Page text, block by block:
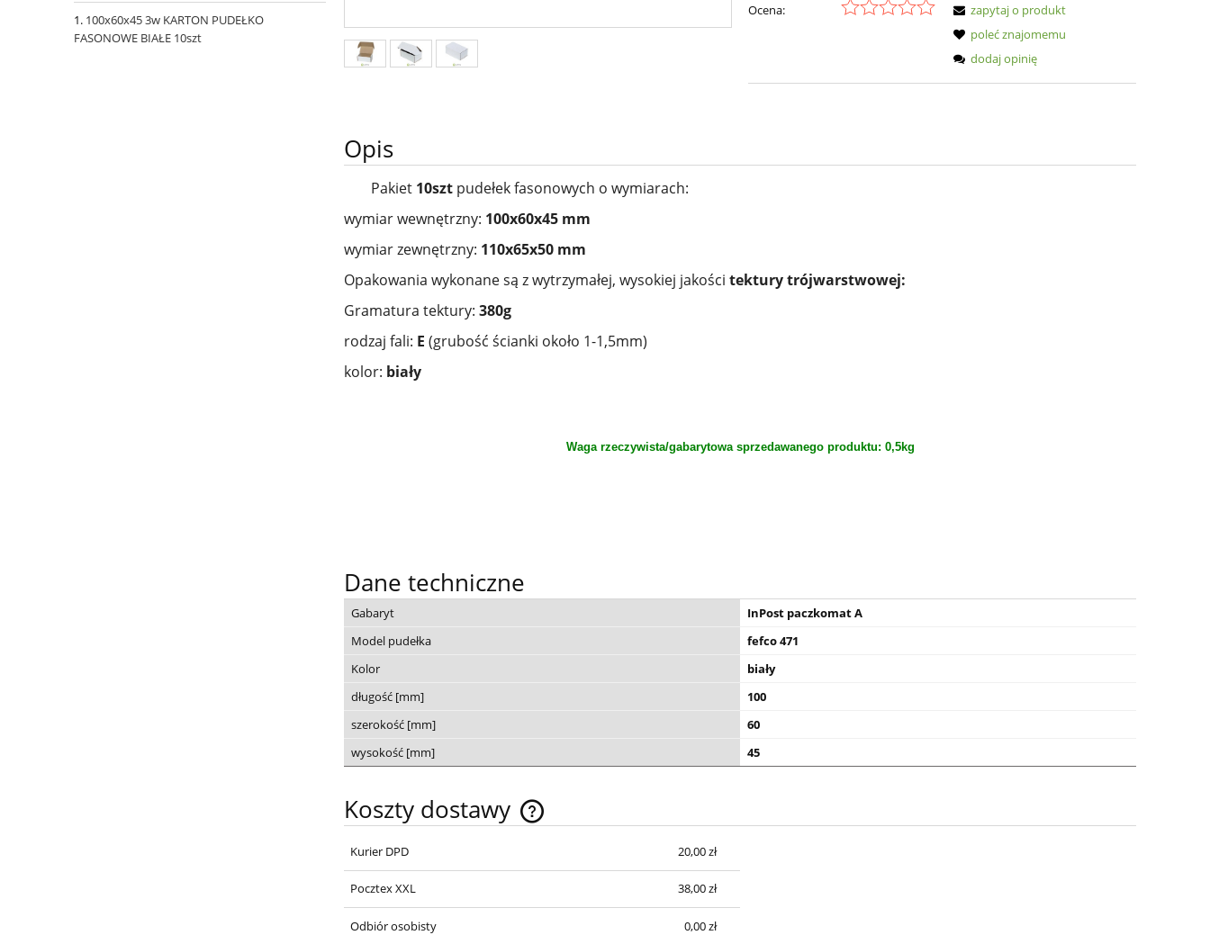
100x60x45 3w KARTON PUDEŁKO
FASONOWE BIAŁE 10szt
Ocena:
zapytaj o produkt
poleć znajomemu
dodaj opinię
Opis
Pakiet 10szt pudełek fasonowych o wymiarach:
wymiar wewnętrzny: 100x60x45 mm
wymiar zewnętrzny: 110x65x50 mm
Opakowania wykonane są z wytrzymałej, wysokiej jakości tektury trójwarstwowej:
Gramatura tektury: 380g
rodzaj fali: E (grubość ścianki około 1-1,5mm)
kolor: biały
Waga rzeczywista/gabarytowa sprzedawanego produktu: 0,5kg
Dane techniczne
Gabaryt
InPost paczkomat A
Model pudełka
fefco 471
Kolor
biały
długość [mm]
100
szerokość [mm]
60
wysokość [mm]
45
Koszty dostawy
Cena nie zawiera ewentualnych kosztów
płatności
Kurier DPD 20,00 zł
Pocztex XXL 38,00 zł
Odbiór osobisty 0,00 zł